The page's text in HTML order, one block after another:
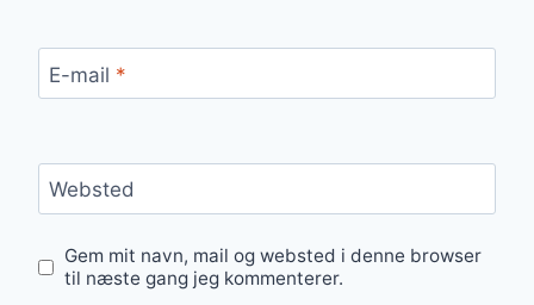
E-mail *
Websted
Gem mit navn, mail og websted i denne browser
til næste gang jeg kommenterer.